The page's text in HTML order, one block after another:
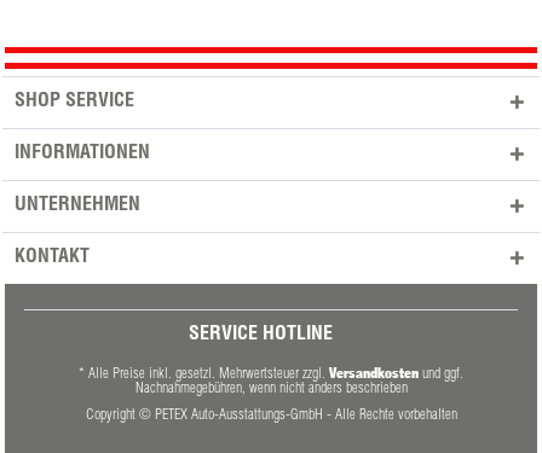
SHOP SERVICE
INFORMATIONEN
UNTERNEHMEN
KONTAKT
SERVICE HOTLINE
* Alle Preise inkl. gesetzl. Mehrwertsteuer zzgl. Versandkosten und ggf.
Nachnahmegebühren, wenn nicht anders beschrieben
Copyright © PETEX Auto-Ausstattungs-GmbH - Alle Rechte vorbehalten